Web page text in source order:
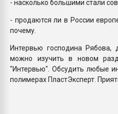
- насколько большими стали
- продаются ли в России
почему.
Интервью господина Рябова,
можно изучить в новом
"Интервью". Обсудить любые
полимерах ПластЭксперт.